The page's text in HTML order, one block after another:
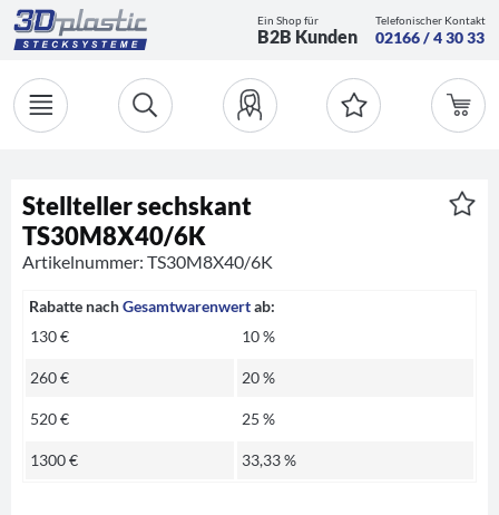
Ein Shop für
B2B Kunden
Telefonischer Kontakt
02166 / 4 30 33
Stellteller sechskant
TS30M8X40/6K
Artikelnummer: TS30M8X40/6K
Rabatte nachGesamtwarenwertab:
130 €
10 %
260 € 20 %
520 € 25 %
1300 € 33,33 %